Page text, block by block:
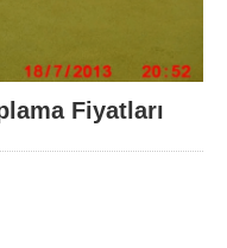
Fiyatları